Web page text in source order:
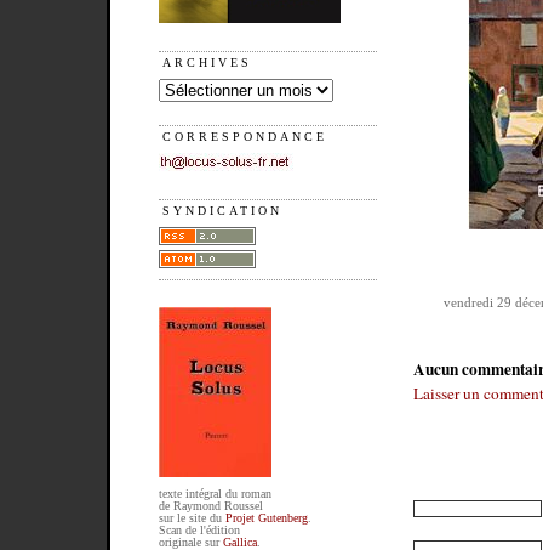
ARCHIVES
CORRESPONDANCE
SYNDICATION
texte intégral du roman
de Raymond Roussel
sur le site du Projet Gutenberg.
Scan de l'édition
originale surGallica.
vendredi 29
Aucun
Laisser un